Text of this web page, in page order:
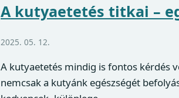
A kutyaetetés titkai –
2025. 05. 12.
A kutyaetetés mindig is fontos kérdés
nemcsak a kutyánk egészségét